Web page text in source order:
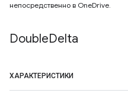
непосредственно в OneDrive.
DoubleDelta
ХАРАКТЕРИСТИКИ